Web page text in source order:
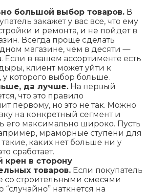
большой выбор товаров. В
закажет у вас все, что ему
и ремонта, и не пойдет в
Всегда проще сделать
магазине, чем в десяти —
Если в вашем ассортименте есть
клиент может уйти к
у которого выбор больше.
да лучше. На первый
что это правило
первому, но это не так. Можно
на конкретный сегмент и
его максимально широко. Пусть
мраморные ступени для
каких нет больше ни у
сработает.
крен в сторону
товаров. Если покупатель
со строительными смесями
наткнется на